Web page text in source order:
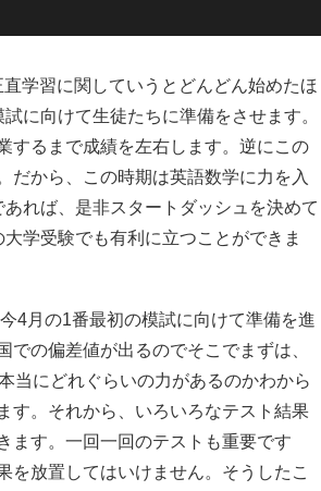
学習に関していうとどんどん始めたほ
に向けて生徒たちに準備をさせます。
するまで成績を左右します。逆にこの
だから、この時期は英語数学に力を入
れば、是非スタートダッシュを決めて
学受験でも有利に立つことができま
4月の1番最初の模試に向けて準備を進
の偏差値が出るのでそこでまずは、
当にどれぐらいの力があるのかわから
す。それから、いろいろなテスト結果
ます。一回一回のテストも重要です
を放置してはいけません。そうしたこ